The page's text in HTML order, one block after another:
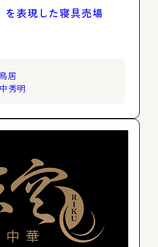
を表現した寝具売場
居
秀明